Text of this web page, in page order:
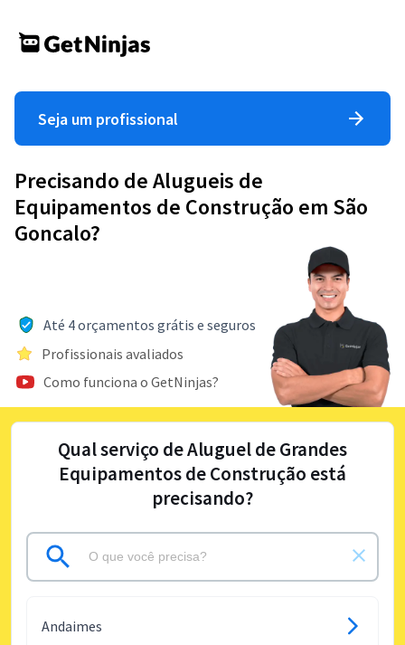
Seja um profissional
Precisando de Alugueis de
Equipamentos de Construção em São
Goncalo?
Até 4 orçamentos grátis e seguros
Profissionais avaliados
Como funciona o GetNinjas?
Qual serviço de Aluguel de Grandes
Equipamentos de Construção está
precisando?
Andaimes